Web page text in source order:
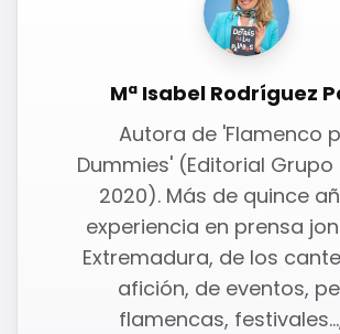
Mª Isabel Rodríguez
Autora de 'Flamenco
Dummies' (Editorial Grupo
2020). Más de quince
experiencia en prensa
Extremadura, de los
afición, de eventos,
flamencas,